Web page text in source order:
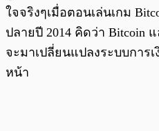
ใจจริงๆเมื่อตอนเล่นเกม
ปลายปี 2014 คิดว่า Bitcoin
จะมาเปลี่ยนแปลงระบบการ
หน้า